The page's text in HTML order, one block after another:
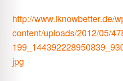
http://www.iknowbetter.de/
content/uploads/2012/05/
jpg